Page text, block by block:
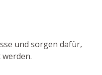
und sorgen dafür,